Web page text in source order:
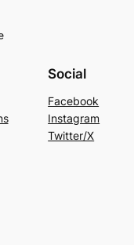
Social
Facebook
Instagram
Twitter/X